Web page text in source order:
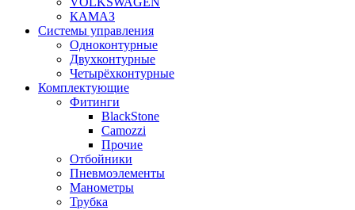
КАМАЗ
Системы управления
Одноконтурные
Двухконтурные
Четырёхконтурные
Комплектующие
Фитинги
BlackStone
Camozzi
Прочие
Отбойники
Пневмоэлементы
Манометры
Трубка